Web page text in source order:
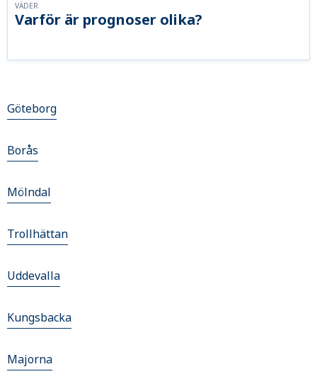
Varför är prognoser olika?
VÄDER
Göteborg
Borås
Mölndal
Trollhättan
Uddevalla
Kungsbacka
Majorna